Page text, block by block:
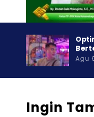
Agu
Ingin